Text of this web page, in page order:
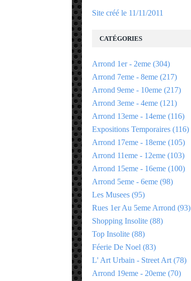
Site créé le 11/11/2011
CATÉGORIES
Arrond 1er - 2eme (304)
Arrond 7eme - 8eme (217)
Arrond 9eme - 10eme (217)
Arrond 3eme - 4eme (121)
Arrond 13eme - 14eme (116)
Expositions Temporaires (116)
Arrond 17eme - 18eme (105)
Arrond 11eme - 12eme (103)
Arrond 15eme - 16eme (100)
Arrond 5eme - 6eme (98)
Les Musees (95)
Rues 1er Au 5eme Arrond (93)
Shopping Insolite (88)
Top Insolite (88)
Féerie De Noel (83)
L' Art Urbain - Street Art (78)
Arrond 19eme - 20eme (70)